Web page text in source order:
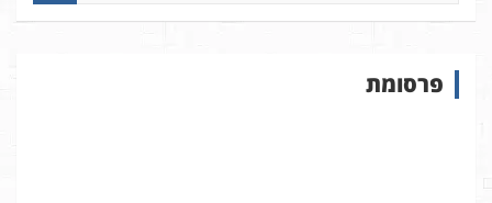
א
פרסומת